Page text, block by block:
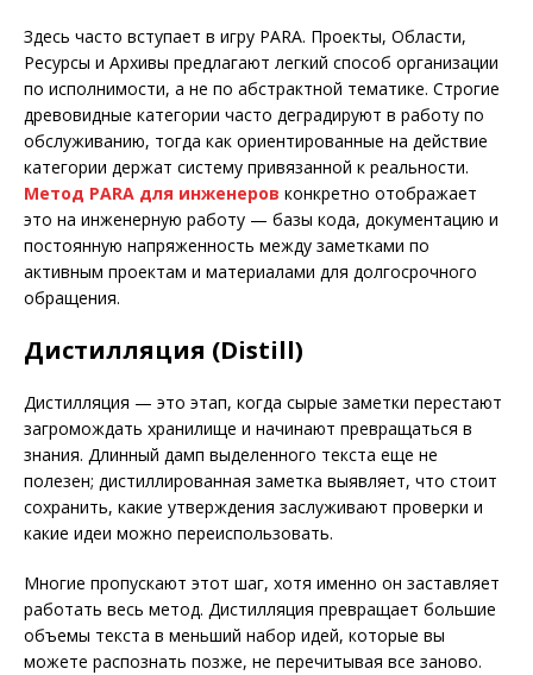
Здесь часто вступает в игру PARA. Проекты, Области,
Ресурсы и Архивы предлагают легкий способ организации
по исполнимости, а не по абстрактной тематике. Строгие
древовидные категории часто деградируют в работу по
обслуживанию, тогда как ориентированные на действие
категории держат систему привязанной к реальности.
Метод PARA для инженеров конкретно отображает
это на инженерную работу — базы кода, документацию и
постоянную напряженность между заметками по
активным проектам и материалами для долгосрочного
обращения.
Дистилляция (Distill)
Дистилляция — это этап, когда сырые заметки перестают
загромождать хранилище и начинают превращаться в
знания. Длинный дамп выделенного текста еще не
полезен; дистиллированная заметка выявляет, что стоит
сохранить, какие утверждения заслуживают проверки и
какие идеи можно переиспользовать.
Многие пропускают этот шаг, хотя именно он заставляет
работать весь метод. Дистилляция превращает большие
объемы текста в меньший набор идей, которые вы
можете распознать позже, не перечитывая все заново.